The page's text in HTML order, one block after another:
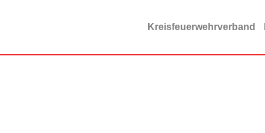
Kreisfeuerwehrverband